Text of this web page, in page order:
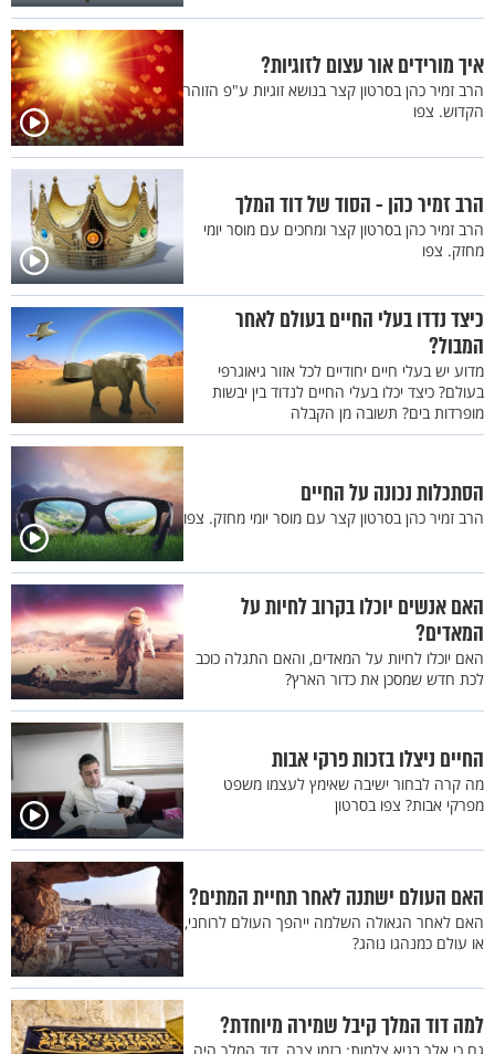
איך מורידים אור עצום לזוגיות?
הרב זמיר כהן בסרטון קצר בנושא זוגיות ע"פ הזוהר
הקדוש. צפו
הרב זמיר כהן - הסוד של דוד המלך
הרב זמיר כהן בסרטון קצר ומחכים עם מוסר יומי
מחזק. צפו
כיצד נדדו בעלי החיים בעולם לאחר
המבול?
מדוע יש בעלי חיים יחודיים לכל אזור גיאוגרפי
בעולם? כיצד יכלו בעלי החיים לנדוד בין יבשות
מופרדות בים? תשובה מן הקבלה
הסתכלות נכונה על החיים
הרב זמיר כהן בסרטון קצר עם מוסר יומי מחזק. צפו
האם אנשים יוכלו בקרוב לחיות על
המאדים?
האם יוכלו לחיות על המאדים, והאם התגלה כוכב
לכת חדש שמסכן את כדור הארץ?
החיים ניצלו בזכות פרקי אבות
מה קרה לבחור ישיבה שאימץ לעצמו משפט
מפרקי אבות? צפו בסרטון
האם העולם ישתנה לאחר תחיית המתים?
האם לאחר הגאולה השלמה ייהפך העולם לרוחני,
או עולם כמנהגו נוהג?
למה דוד המלך קיבל שמירה מיוחדת?
גם כי אלך בגיא צלמות: בזמן צרה, דוד המלך היה